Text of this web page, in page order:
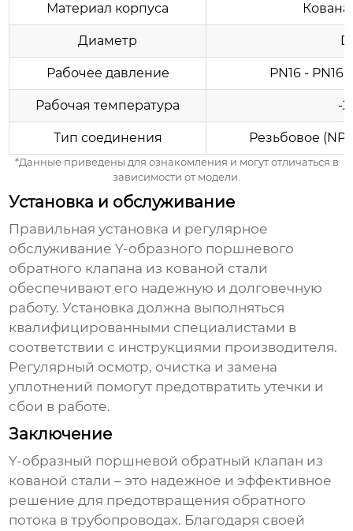
Материал корпуса
Диаметр
Рабочее давление PN16 -
Рабочая температура -
Тип соединения Резьбовое
*Данные приведены для ознакомления и могут отличаться в
зависимости от модели.
Установка и обслуживание
Правильная установка и регулярное
обслуживаниеY-образного поршневого
обратного клапана из кованой стали
обеспечивают его надежную и долговечную
работу. Установка должна выполняться
квалифицированными специалистами в
соответствии с инструкциями производителя.
Регулярный осмотр, очистка и замена
уплотнений помогут предотвратить утечки и
сбои в работе.
Заключение
Y-образный поршневой обратный клапан из
кованой стали – это надежное и эффективное
решение для предотвращения обратного
потока в трубопроводах. Благодаря своей